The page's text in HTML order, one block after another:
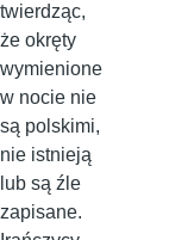
twierdząc,
że okręty
wymienione
w nocie nie
są polskimi,
nie istnieją
lub są źle
zapisane.